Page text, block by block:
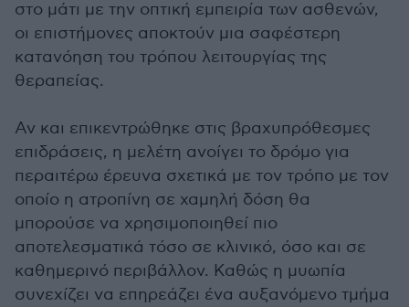
στο μάτι με την οπτική εμπειρία των ασθενών,
οι επιστήμονες αποκτούν μια σαφέστερη
κατανόηση του τρόπου λειτουργίας της
θεραπείας.
Αν και επικεντρώθηκε στις βραχυπρόθεσμες
επιδράσεις, η μελέτη ανοίγει το δρόμο για
περαιτέρω έρευνα σχετικά με τον τρόπο με τον
οποίο η ατροπίνη σε χαμηλή δόση θα
μπορούσε να χρησιμοποιηθεί πιο
αποτελεσματικά τόσο σε κλινικό, όσο και σε
καθημερινό περιβάλλον. Καθώς η μυωπία
συνεχίζει να επηρεάζει ένα αυξανόμενο τμήμα